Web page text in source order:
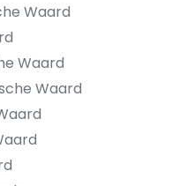
Waard
Waard
Waard